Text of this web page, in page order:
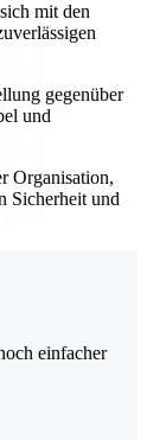
mit den
gegenüber
und
Organisation,
Sicherheit und
einfacher